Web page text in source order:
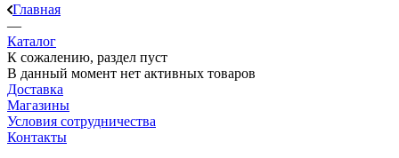
Главная
—
Каталог
К сожалению, раздел пуст
В данный момент нет активных товаров
Доставка
Магазины
Условия сотрудничества
Контакты